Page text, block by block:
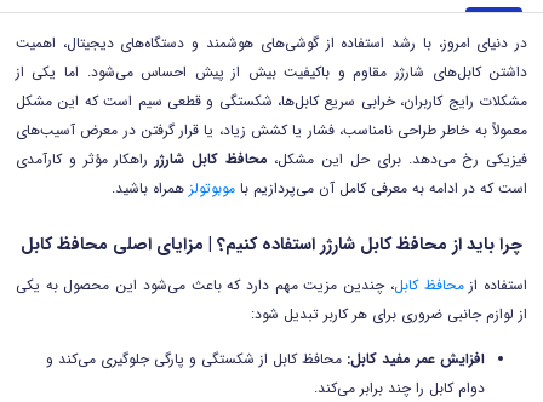
در دنیای امروز، با رشد استفاده از گوشی‌های هوشمند و دستگاه‌های دیجیتال، اهمیت
داشتن کابل‌های شارژر مقاوم و باکیفیت بیش از پیش احساس می‌شود. اما یکی از
مشکلات رایج کاربران، خرابی سریع کابل‌ها، شکستگی و قطعی سیم است که این مشکل
معمولاً به خاطر طراحی نامناسب، فشار یا کشش زیاد، یا قرار گرفتن در معرض آسیب‌های
فیزیکی رخ می‌دهد. برای حل این مشکل، محافظ کابل شارژر راهکار مؤثر و کارآمدی
است که در ادامه به معرفی کامل آن می‌پردازیم با موبوتولز همراه باشید.
چرا باید از محافظ کابل شارژر استفاده کنیم؟ | مزایای اصلی محافظ کابل
استفاده ازمحافظ کابل، چندین مزیت مهم دارد که باعث می‌شود این محصول به یکی
از لوازم جانبی ضروری برای هر کاربر تبدیل شود:
افزایش عمر مفید کابل: محافظ کابل از شکستگی و پارگی جلوگیری می‌کند و
دوام کابل را چند برابر می‌کند.